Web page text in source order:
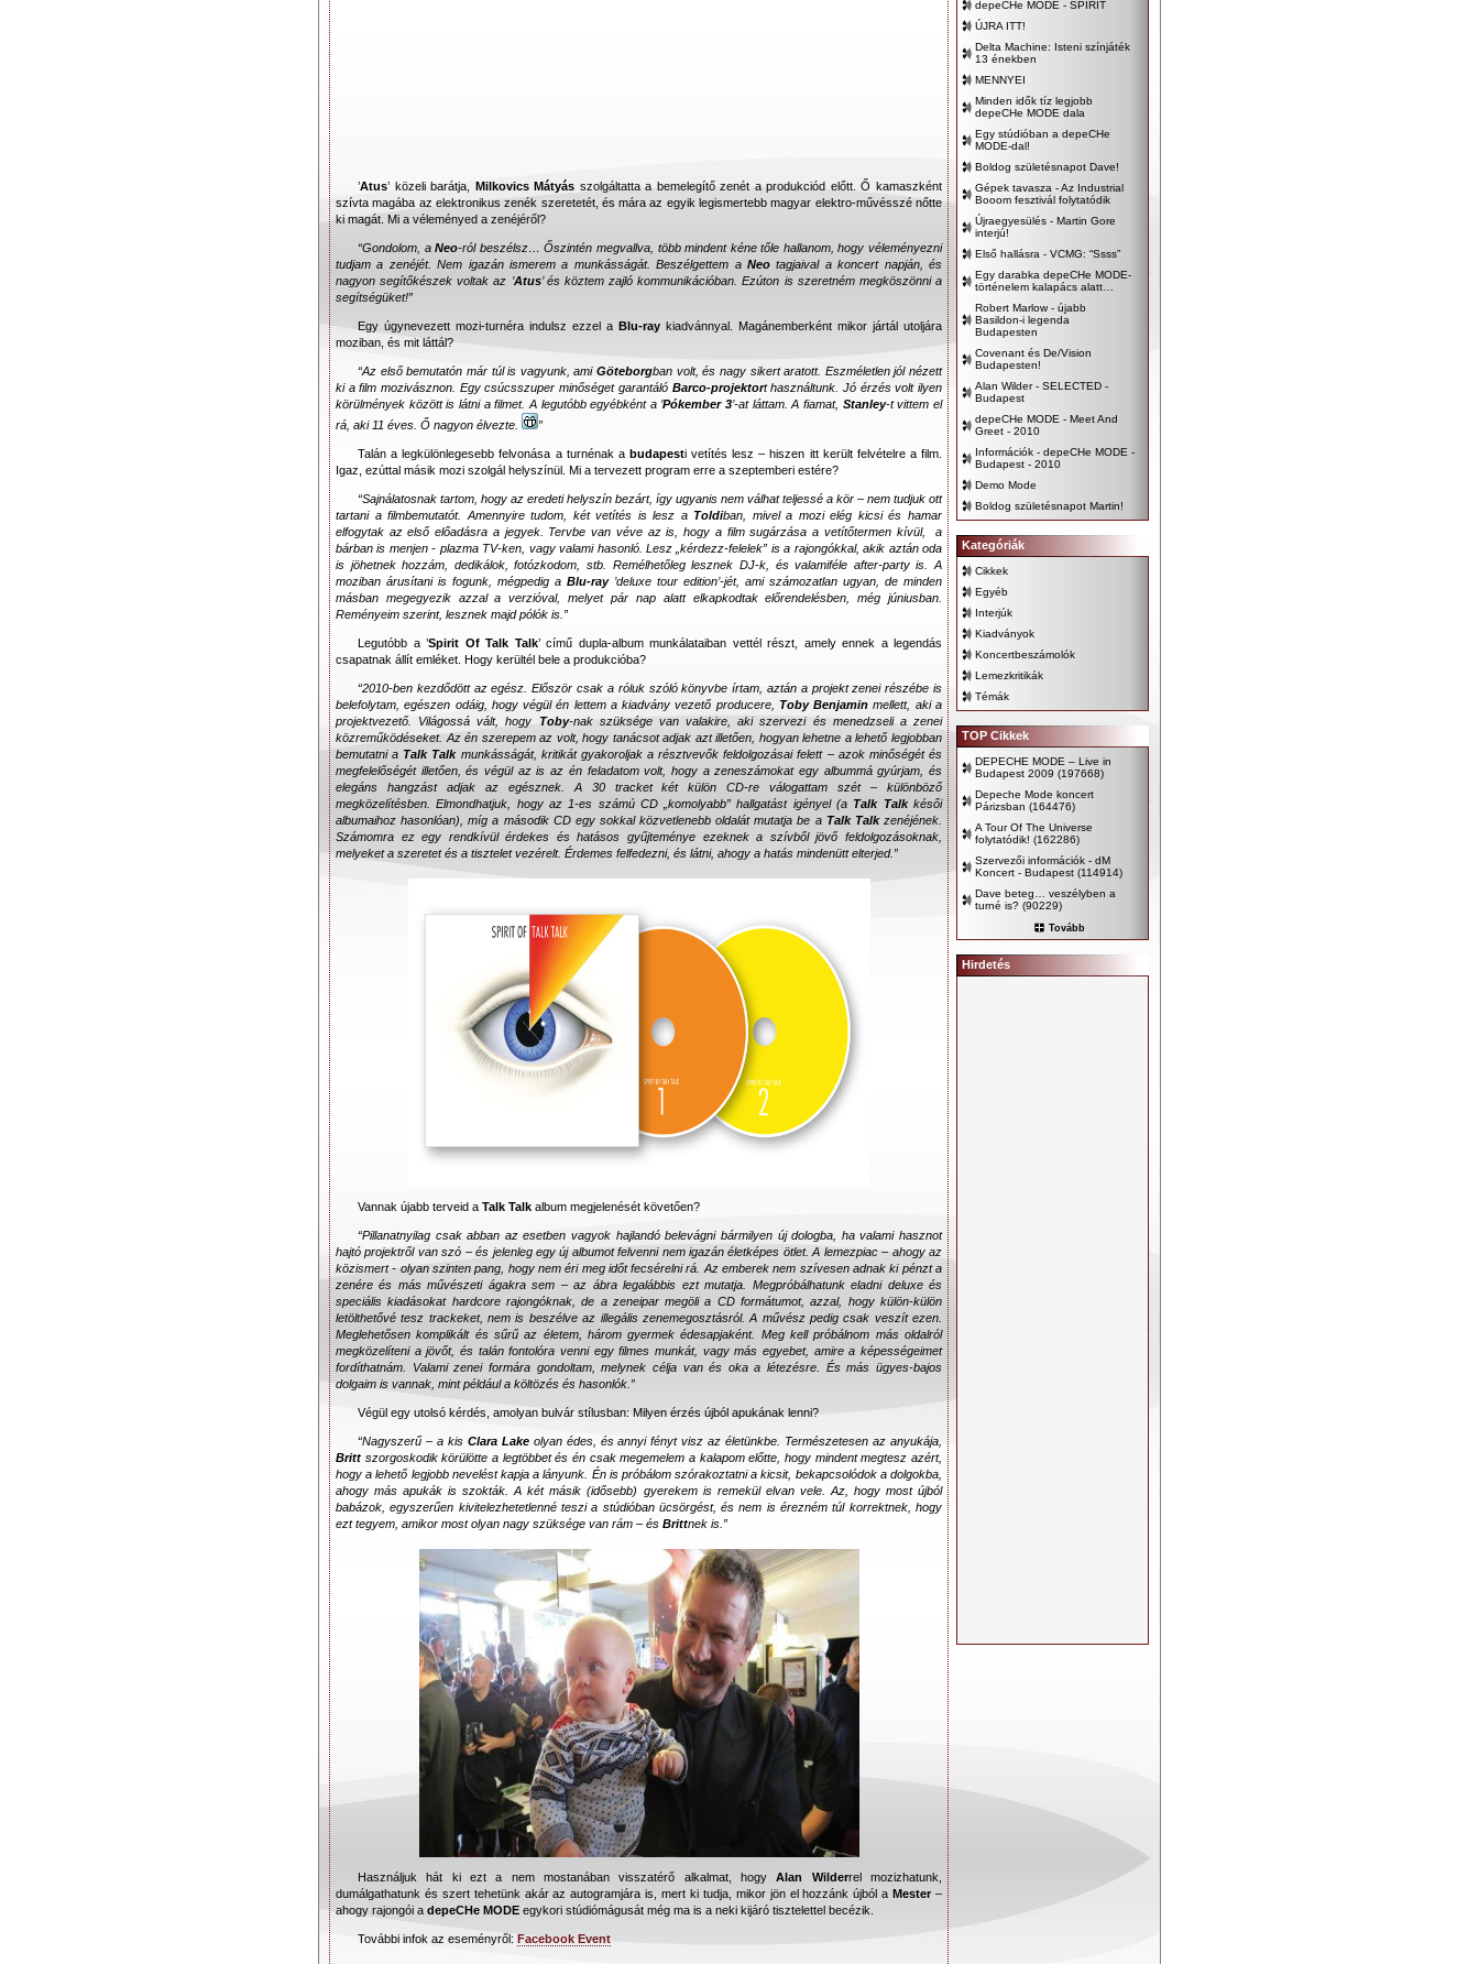
’Atus’ közeli barátja, Milkovics Mátyás szolgáltatta a bemelegítő zenét a produkciód előtt. Ő kamaszként
szívta magába az elektronikus zenék szeretetét, és mára az egyik legismertebb magyar elektro-művésszé nőtte
ki magát. Mi a véleményed a zenéjéről?
“Gondolom, aNeo-ról beszélsz… Őszintén megvallva, több mindent kéne tőle hallanom, hogy véleményezni
tudjam a zenéjét. Nem igazán ismerem a munkásságát. Beszélgettem a Neo tagjaival a koncert napján, és
nagyon segítőkészek voltak az ’Atus’ és köztem zajló kommunikációban. Ezúton is szeretném megköszönni a
segítségüket!”
Egy úgynevezett mozi-turnéra indulsz ezzel a Blu-ray kiadvánnyal. Magánemberként mikor jártál utoljára
moziban, és mit láttál?
“Az első bemutatón már túl is vagyunk, ami Göteborgban volt, és nagy sikert aratott. Eszméletlen jól nézett
ki a film mozivásznon. Egy csúcsszuper minőséget garantáló Barco-projektort használtunk. Jó érzés volt ilyen
körülmények között is látni a filmet. A legutóbb egyébként a ’Pókember 3’-at láttam. A fiamat, Stanley-t vittem el
rá, aki 11 éves. Ő nagyon élvezte.
”
Talán a legkülönlegesebb felvonása a turnénak a budapesti vetítés lesz – hiszen itt került felvételre a film.
Igaz, ezúttal másik mozi szolgál helyszínül. Mi a tervezett program erre a szeptemberi estére?
“Sajnálatosnak tartom, hogy az eredeti helyszín bezárt, így ugyanis nem válhat teljessé a kör – nem tudjuk ott
tartani a filmbemutatót. Amennyire tudom, két vetítés is lesz a Toldiban, mivel a mozi elég kicsi és hamar
elfogytak az első előadásra a jegyek. Tervbe van véve az is, hogy a film sugárzása a vetítőtermen kívül, a
bárban is menjen - plazma TV-ken, vagy valami hasonló. Lesz „kérdezz-felelek” is a rajongókkal, akik aztán oda
is jöhetnek hozzám, dedikálok, fotózkodom, stb. Remélhetőleg lesznek DJ-k, és valamiféle after-party is. A
moziban árusítani is fogunk, mégpedig a Blu-ray’deluxe tour edition’-jét, ami számozatlan ugyan, de minden
másban megegyezik azzal a verzióval, melyet pár nap alatt elkapkodtak előrendelésben, még júniusban.
Reményeim szerint, lesznek majd pólók is.”
Legutóbb a ’Spirit Of Talk Talk’ című dupla-album munkálataiban vettél részt, amely ennek a legendás
csapatnak állít emléket. Hogy kerültél bele a produkcióba?
“2010-ben kezdődött az egész. Először csak a róluk szóló könyvbe írtam, aztán a projekt zenei részébe is
belefolytam, egészen odáig, hogy végül én lettem a kiadvány vezető producere, Toby Benjamin mellett, aki a
projektvezető. Világossá vált, hogy
Toby-nak szüksége van valakire, aki szervezi és menedzseli a zenei
közreműködéseket. Az én szerepem az volt, hogy tanácsot adjak azt illetően, hogyan lehetne a lehető legjobban
bemutatni a Talk Talkmunkásságát, kritikát gyakoroljak a résztvevők feldolgozásai felett – azok minőségét és
megfelelőségét illetően, és végül az is az én feladatom volt, hogy a zeneszámokat egy albummá gyúrjam, és
elegáns hangzást adjak az egésznek. A 30 tracket két külön CD-re válogattam szét – különböző
megközelítésben. Elmondhatjuk, hogy az 1-es számú CD „komolyabb” hallgatást igényel (a Talk Talkkésői
albumaihoz hasonlóan), míg a második CD egy sokkal közvetlenebb oldalát mutatja be a Talk Talkzenéjének.
Számomra ez egy rendkívül érdekes és hatásos gyűjteménye ezeknek a szívből jövő feldolgozásoknak,
melyeket a szeretet és a tisztelet vezérelt. Érdemes felfedezni, és látni, ahogy a hatás mindenütt elterjed.”
Vannak újabb terveid a Talk Talk album megjelenését követően?
“Pillanatnyilag csak abban az esetben vagyok hajlandó belevágni bármilyen új dologba, ha valami hasznot
hajtó projektről van szó – és jelenleg egy új albumot felvenni nem igazán életképes ötlet. A lemezpiac – ahogy az
közismert - olyan szinten pang, hogy nem éri meg időt fecsérelni rá. Az emberek nem szívesen adnak ki pénzt a
zenére és más művészeti ágakra sem – az ábra legalábbis ezt mutatja. Megpróbálhatunk eladni deluxe és
speciális kiadásokat hardcore rajongóknak, de a zeneipar megöli a CD formátumot, azzal, hogy külön-külön
letölthetővé tesz trackeket, nem is beszélve az illegális zenemegosztásról. A művész pedig csak veszít ezen.
Meglehetősen komplikált és sűrű az életem, három gyermek édesapjaként. Meg kell próbálnom más oldalról
megközelíteni a jövőt, és talán fontolóra venni egy filmes munkát, vagy más egyebet, amire a képességeimet
fordíthatnám. Valami zenei formára gondoltam, melynek célja van és oka a létezésre. És más ügyes-bajos
dolgaim is vannak, mint például a költözés és hasonlók.”
Végül egy utolsó kérdés, amolyan bulvár stílusban: Milyen érzés újból apukának lenni?
“Nagyszerű – a kis Clara Lakeolyan édes, és annyi fényt visz az életünkbe. Természetesen az anyukája,
Britt szorgoskodik körülötte a legtöbbet és én csak megemelem a kalapom előtte, hogy mindent megtesz azért,
hogy a lehető legjobb nevelést kapja a lányunk. Én is próbálom szórakoztatni a kicsit, bekapcsolódok a dolgokba,
ahogy más apukák is szokták. A két másik (idősebb) gyerekem is remekül elvan vele. Az, hogy most újból
babázok, egyszerűen kivitelezhetetlenné teszi a stúdióban ücsörgést, és nem is érezném túl korrektnek, hogy
ezt tegyem, amikor most olyan nagy szüksége van rám – és Brittnek is.”
Használjuk hát ki ezt a nem mostanában visszatérő alkalmat, hogyAlan Wilderrel mozizhatunk,
dumálgathatunk és szert tehetünk akár az autogramjára is, mert ki tudja, mikor jön el hozzánk újból aMester –
ahogy rajongói a depeCHe MODE egykori stúdiómágusát még ma is a neki kijáró tisztelettel becézik.
További infok az eseményről: Facebook Event
depeCHe MODE - SPIRIT
ÚJRA ITT!
Delta Machine: Isteni színjáték
13 énekben
MENNYEI
Minden idők tíz legjobb
depeCHe MODE dala
Egy stúdióban a depeCHe
MODE-dal!
Boldog születésnapot Dave!
Gépek tavasza - Az Industrial
Booom fesztivál folytatódik
Újraegyesülés - Martin Gore
interjú!
Első hallásra - VCMG: “Ssss”
Egy darabka depeCHe MODE-
történelem kalapács alatt…
Robert Marlow - újabb
Basildon-i legenda
Budapesten
Covenant és De/Vision
Budapesten!
Alan Wilder - SELECTED -
Budapest
depeCHe MODE - Meet And
Greet - 2010
Információk - depeCHe MODE -
Budapest - 2010
Demo Mode
Boldog születésnapot Martin!
Kategóriák
Cikkek
Egyéb
Interjúk
Kiadványok
Koncertbeszámolók
Lemezkritikák
Témák
TOP Cikkek
DEPECHE MODE – Live in
Budapest 2009 (197668)
Depeche Mode koncert
Párizsban (164476)
A Tour Of The Universe
folytatódik! (162286)
Szervezői információk - dM
Koncert - Budapest (114914)
Dave beteg… veszélyben a
turné is? (90229)
Tovább
Hirdetés